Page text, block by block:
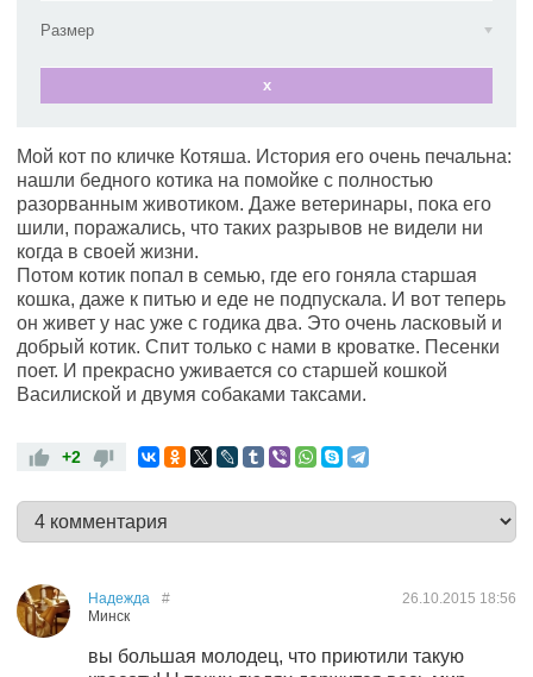
Размер
x
Мой кот по кличке Котяша. История его очень печальна:
нашли бедного котика на помойке с полностью
разорванным животиком. Даже ветеринары, пока его
шили, поражались, что таких разрывов не видели ни
когда в своей жизни.
Потом котик попал в семью, где его гоняла старшая
кошка, даже к питью и еде не подпускала. И вот теперь
он живет у нас уже с годика два. Это очень ласковый и
добрый котик. Спит только с нами в кроватке. Песенки
поет. И прекрасно уживается со старшей кошкой
Василиской и двумя собаками таксами.
+2
Надежда
Минск
26.10.2015 18:56
#
вы большая молодец, что приютили такую